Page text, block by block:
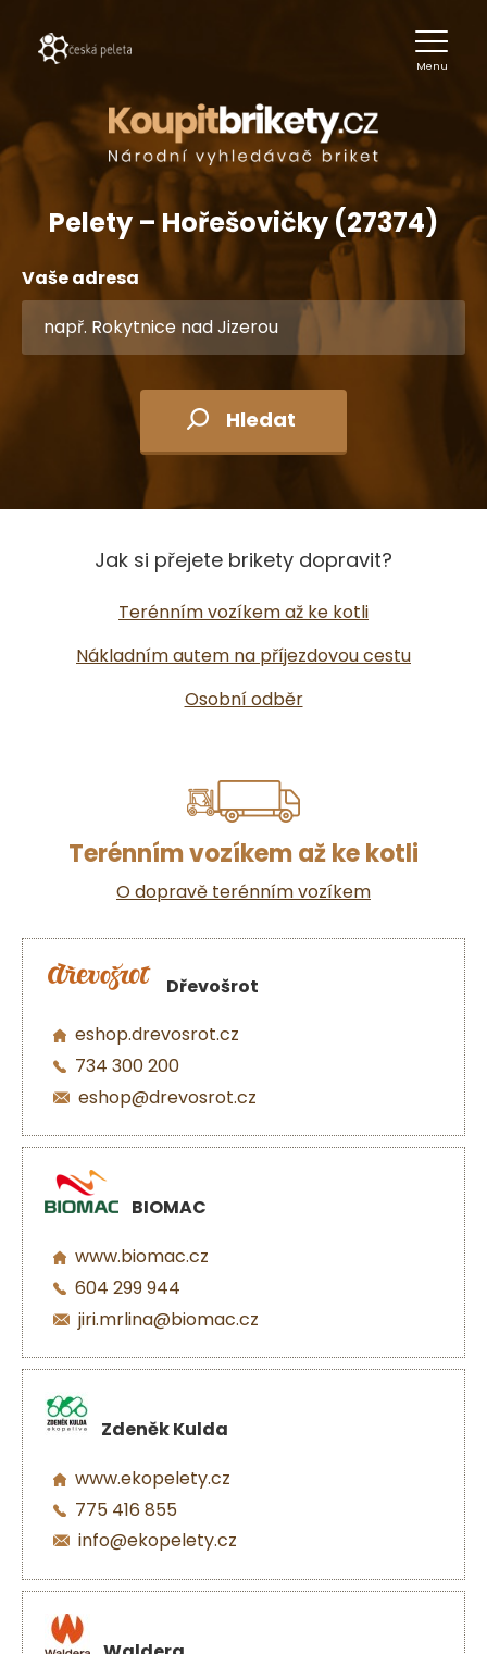
Menu
Pelety – Hořešovičky (27374)
Vaše adresa
Hledat
Jak si přejete brikety dopravit?
Terénním vozíkem až ke kotli
Nákladním autem na příjezdovou cestu
Osobní odběr
Terénním vozíkem až ke kotli
O dopravě terénním vozíkem
Dřevošrot
eshop.drevosrot.cz
734 300 200
eshop@drevosrot.cz
BIOMAC
www.biomac.cz
604 299 944
jiri.mrlina@biomac.cz
Zdeněk Kulda
www.ekopelety.cz
775 416 855
info@ekopelety.cz